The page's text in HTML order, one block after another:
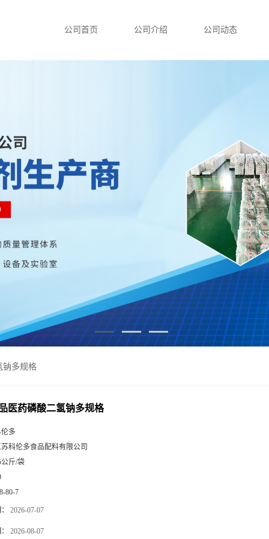
公司首页 公司介绍 公司动态
钠多规格
医药磷酸二氢钠多规格
多
科伦多食品配料有限公司
公斤/袋
80-7
2026-07-07
2026-08-07